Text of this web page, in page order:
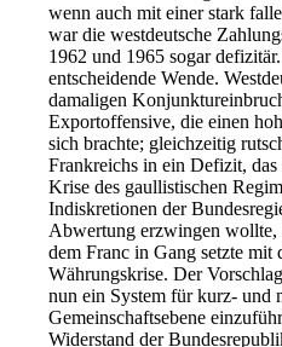
wenn auch mit einer stark
war die westdeutsche
1962 und 1965 sogar
entscheidende Wende.
damaligen
Exportoffensive, die einen
sich brachte; gleichzeitig
Frankreichs in ein Defizit,
Krise des gaullistischen
Indiskretionen der
Abwertung erzwingen wollte,
dem Franc in Gang setzte mit
Währungskrise. Der
nun ein System für kurz- und
Gemeinschaftsebene
Widerstand der